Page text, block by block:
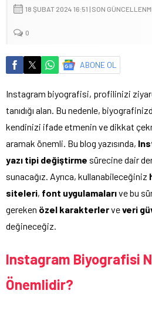
18 ŞUBAT 2024 16:51 | SON
0
ABONE OL
Instagram biyografisi, profilinizi
tanıdığı alan. Bu nedenle,
kendinizi ifade etmenin ve dikkat
aramak önemli. Bu blog yazısında,
yazı tipi değiştirme sürecine dair
sunacağız. Ayrıca, kullanabileceğiniz
siteleri, font uygulamalarıve bu
gereken özel karakterlerveveri
değineceğiz.
Instagram Biyografisi
Önemlidir?